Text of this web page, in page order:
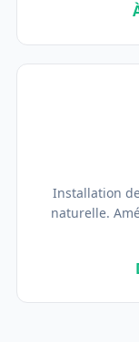
Installation
naturelle.